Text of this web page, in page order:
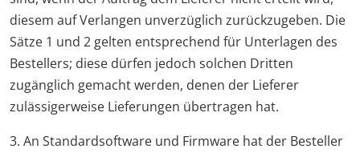
diesem auf Verlangen unverzüglich zurückzugeben. Die
Sätze 1 und 2 gelten entsprechend für Unterlagen des
Bestellers; diese dürfen jedoch solchen Dritten
zugänglich gemacht werden, denen der Lieferer
zulässigerweise Lieferungen übertragen hat.
3. An Standardsoftware und Firmware hat der Besteller